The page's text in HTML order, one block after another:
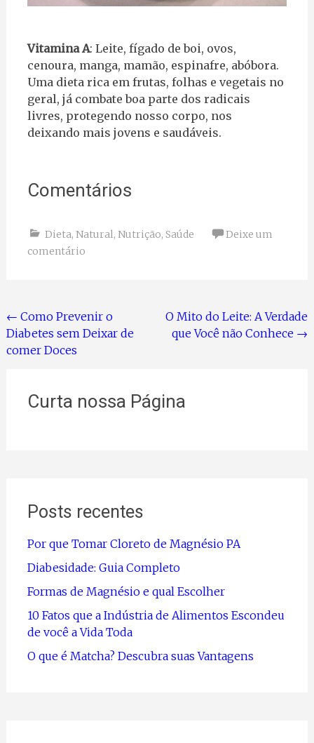
Vitamina A: Leite, fígado de boi, ovos,
cenoura, manga, mamão, espinafre, abóbora.
Uma dieta rica em frutas, folhas e vegetais no
geral, já combate boa parte dos radicais
livres, protegendo nosso corpo, nos
deixando mais jovens e saudáveis.
Comentários
Dieta, Natural, Nutrição, Saúde
Deixe um
comentário
Navegação
de
← Como Prevenir o
Diabetes sem Deixar de
comer Doces
O Mito do Leite: A Verdade
que Você não Conhece →
Curta nossa Página
Posts recentes
Por que Tomar Cloreto de Magnésio PA
Diabesidade: Guia Completo
Formas de Magnésio e qual Escolher
10 Fatos que a Indústria de Alimentos Escondeu
de você a Vida Toda
O que é Matcha? Descubra suas Vantagens